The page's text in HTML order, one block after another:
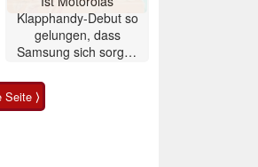
Klapphandy-Debut so
gelungen, dass
Samsung sich sorgen
Smartphone im Test
Seite ⟩